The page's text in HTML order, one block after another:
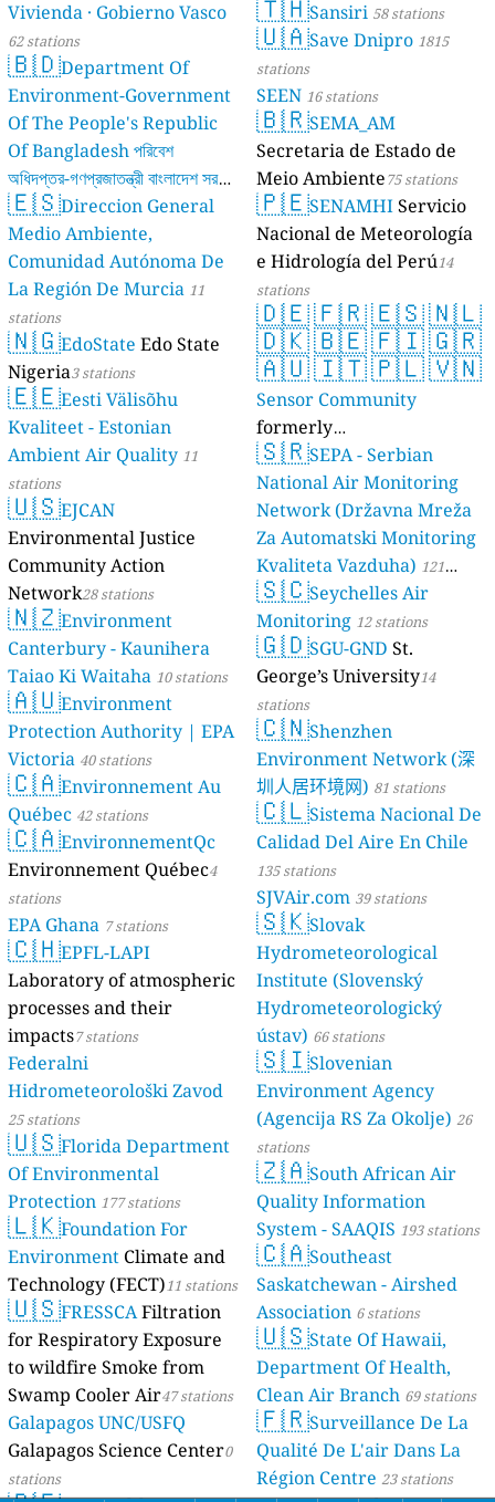
Vivienda · Gobierno Vasco
62 stations
🇧🇩Department Of
Environment-Government
Of The People's Republic
Of Bangladesh পরিবেশ
অধিদপ্তর-গণপ্রজাতন্ত্রী বাংলাদেশ সরকার
17 stations
🇪🇸Direccion General
Medio Ambiente,
Comunidad Autónoma De
La Región De Murcia 11
stations
🇳🇬EdoState Edo State
Nigeria3 stations
🇪🇪Eesti Välisõhu
Kvaliteet - Estonian
Ambient Air Quality 11
stations
🇺🇸EJCAN
Environmental Justice
Community Action
Network28 stations
🇳🇿Environment
Canterbury - Kaunihera
Taiao Ki Waitaha 10 stations
🇦🇺Environment
Protection Authority | EPA
Victoria 40 stations
🇨🇦Environnement Au
Québec 42 stations
🇨🇦EnvironnementQc
Environnement Québec4
stations
EPA Ghana 7 stations
🇨🇭EPFL-LAPI
Laboratory of atmospheric
processes and their
impacts7 stations
Federalni
Hidrometeorološki Zavod
25 stations
🇺🇸Florida Department
Of Environmental
Protection 177 stations
🇱🇰Foundation For
Environment Climate and
Technology (FECT)11 stations
🇺🇸FRESSCAFiltration
for Respiratory Exposure
to wildfire Smoke from
Swamp Cooler Air47 stations
Galapagos UNC/USFQ
Galapagos Science Center0
stations
🇹🇭Sansiri 58 stations
🇺🇦Save Dnipro 1815
stations
SEEN 16 stations
🇧🇷SEMA_AM
Secretaria de Estado de
Meio Ambiente75 stations
🇵🇪SENAMHIServicio
Nacional de Meteorología
e Hidrología del Perú14
stations
🇩🇪🇫🇷🇪🇸🇳🇱
🇩🇰🇧🇪🇫🇮🇬🇷
🇦🇺🇮🇹🇵🇱🇻🇳
Sensor Community
formerly
luftdaten.info35821 stations
🇸🇷SEPA - Serbian
National Air Monitoring
Network (Državna Mreža
Za Automatski Monitoring
Kvaliteta Vazduha) 121
stations
🇸🇨Seychelles Air
Monitoring 12 stations
🇬🇩SGU-GND St.
George’s University14
stations
🇨🇳Shenzhen
Environment Network (深
圳人居环境网) 81 stations
🇨🇱Sistema Nacional De
Calidad Del Aire En Chile
135 stations
SJVAir.com 39 stations
🇸🇰Slovak
Hydrometeorological
Institute (Slovenský
Hydrometeorologický
ústav) 66 stations
🇸🇮Slovenian
Environment Agency
(Agencija RS Za Okolje) 26
stations
🇿🇦South African Air
Quality Information
System - SAAQIS 193 stations
🇨🇦Southeast
Saskatchewan - Airshed
Association 6 stations
🇺🇸State Of Hawaii,
Department Of Health,
Clean Air Branch 69 stations
🇫🇷Surveillance De La
Qualité De L'air Dans La
Région Centre 23 stations